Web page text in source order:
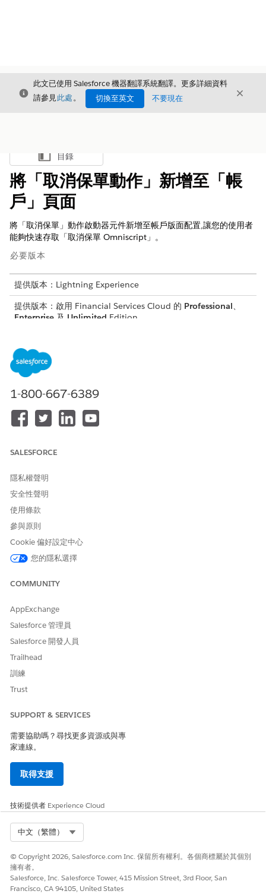
結束
此文已使用 Salesforce 機器翻譯系統翻譯。更多詳細資料
請參見此處。 切換至英文 不要現在 結束
顯示目錄
目錄
將「取消保單動作」新增至「帳
戶」頁面
將「取消保單」動作啟動器元件新增至帳戶版面配置,讓您的使用者
能夠快速存取「取消保單 Omniscript」。
必要版本
提供版本：Lightning Experience
提供版本：啟用 Financial Services Cloud 的 Professional、
Enterprise 及 Unlimited Edition
若要將動作新增至帳戶頁面:
在「設定」中，按一下「
按一下「
Lightning 記錄頁面
按一下「
編輯」。
在內容窗格的「動作啟動器部署」中,選取您在
請儲存您的變更。
請讓我們知道，以便我們改進！
1-800-667-6389
SALESFORCE
隱私權聲明
安全性聲明
使用條款
參與原則
Cookie 偏好設定中心
您的隱私選擇
COMMUNITY
AppExchange
Salesforce 管理員
Salesforce 開發人員
Trailhead
訓練
Trust
SUPPORT & SERVICES
需要協助嗎？尋找更多資源或與專
家連線。
取得支援
技術提供者 Experience Cloud
中文（繁體）
© Copyright 2026, Salesforce.com Inc. 保留所有權利。各個商標屬於其個別
擁有者。
Salesforce, Inc. Salesforce Tower, 415 Mission Street, 3rd Floor, San
Francisco, CA 94105, United States